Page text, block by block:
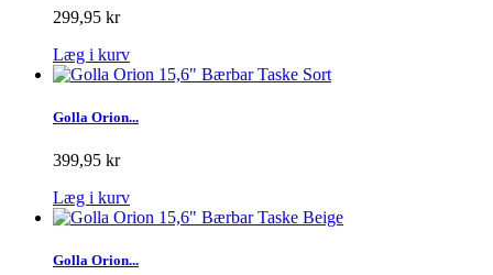
299,95 kr
Læg i kurv
Golla Orion...
399,95 kr
Læg i kurv
Golla Orion...